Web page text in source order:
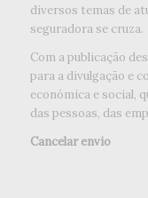
diversos temas de
seguradora se cruza.
Com a publicação
para a divulgação e
económica e social,
das pessoas, das
Cancelar envio